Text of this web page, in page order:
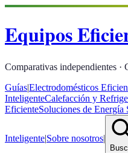
Equipos
Comparativas independientes ·
Guías|Electrodomésticos
InteligenteCalefacción y
EficienteSoluciones de Energía
Inteligente|Sobre nosotros|